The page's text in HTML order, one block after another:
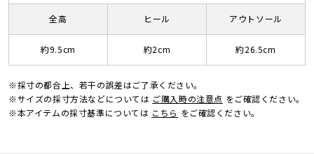
全高
約9.5cm
ヒール
約2cm
アウトソール
約26.5cm
※採寸の都合上、若干の誤差はご了承ください。
※サイズの採寸方法などについては ご購入時の注意点 をご確認ください。
※本アイテムの採寸基準については こちら をご確認ください。